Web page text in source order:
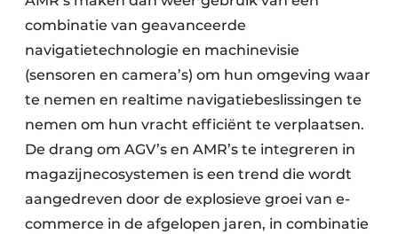
combinatie van geavanceerde
navigatietechnologie en machinevisie
(sensoren en camera’s) om hun omgeving waar
te nemen en realtime navigatiebeslissingen te
nemen om hun vracht efficiënt te verplaatsen.
De drang om AGV’s en AMR’s te integreren in
magazijnecosystemen is een trend die wordt
aangedreven door de explosieve groei van e-
commerce in de afgelopen jaren, in combinatie